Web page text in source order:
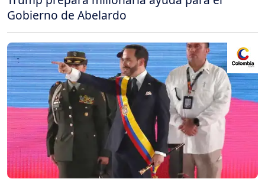
Gobierno de Abelardo